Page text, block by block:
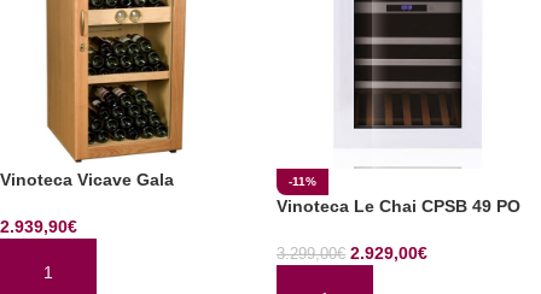
Vinoteca Vicave Gala
2.939,90€
AÑADIR AL CARRITO
-11%
Vinoteca Le Chai CPSB 49 PO
3.299,00€ 2.929,00€